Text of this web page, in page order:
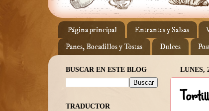
Página principal Entrantes y Salsas
Panes, Bocadillos y Tostas
Dulces
LUNES,
BUSCAR EN ESTE BLOG
TRADUCTOR